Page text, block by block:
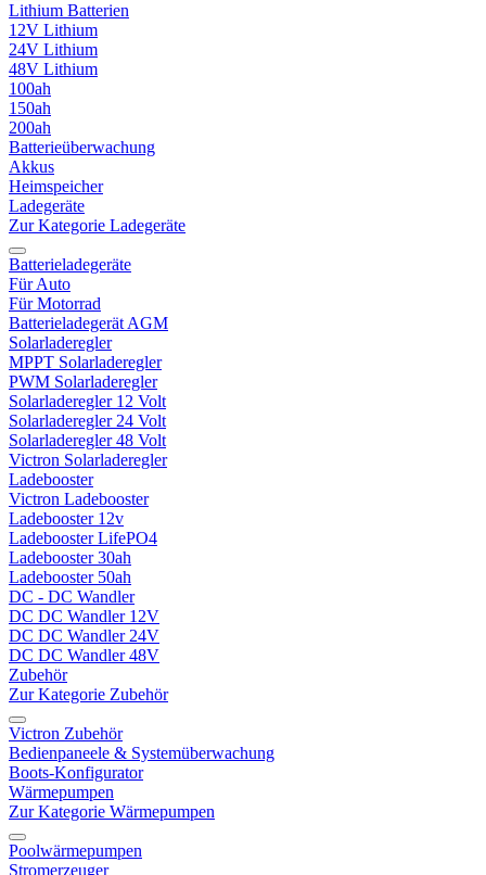
Lithium Batterien
12V Lithium
24V Lithium
48V Lithium
100ah
150ah
200ah
Batterieüberwachung
Akkus
Heimspeicher
Ladegeräte
Zur Kategorie Ladegeräte
Batterieladegeräte
Für Auto
Für Motorrad
Batterieladegerät AGM
Solarladeregler
MPPT Solarladeregler
PWM Solarladeregler
Solarladeregler 12 Volt
Solarladeregler 24 Volt
Solarladeregler 48 Volt
Victron Solarladeregler
Ladebooster
Victron Ladebooster
Ladebooster 12v
Ladebooster LifePO4
Ladebooster 30ah
Ladebooster 50ah
DC - DC Wandler
DC DC Wandler 12V
DC DC Wandler 24V
DC DC Wandler 48V
Zubehör
Zur Kategorie Zubehör
Victron Zubehör
Bedienpaneele & Systemüberwachung
Boots-Konfigurator
Wärmepumpen
Zur Kategorie Wärmepumpen
Poolwärmepumpen
Stromerzeuger